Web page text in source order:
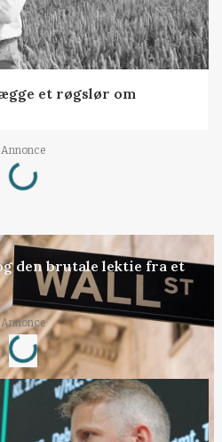
et røgslør om
Annonce
Loading...
den brutale lektie fra et
Annonce
Loading...